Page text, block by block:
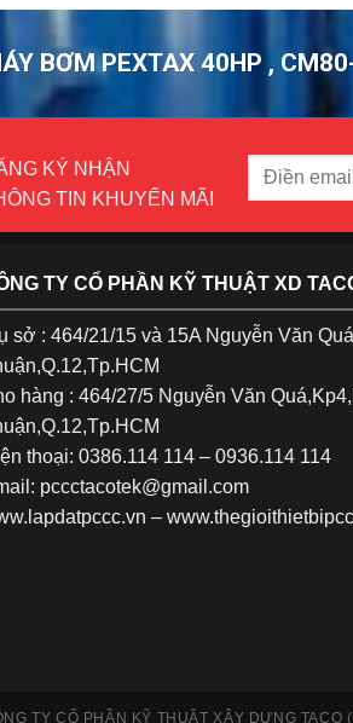
BƠM PEXTAX 40HP ,
KÝ NHẬN
TIN KHUYẾN MÃI
TY CỔ PHẦN KỸ THUẬT XD
sở : 464/21/15 và 15A Nguyễn Văn
hàng : 464/27/5 Nguyễn Văn
thoại: 0386.114 114 – 0936.114 114
pccctacotek@gmail.com
–
TY CỔ PHẦN KỸ THUẬT XÂY DỰNG TACO